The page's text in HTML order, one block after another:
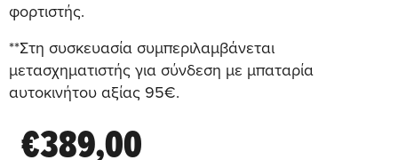
φορτιστής.
**Στη συσκευασία συμπεριλαμβάνεται
μετασχηματιστής για σύνδεση με μπαταρία
αυτοκινήτου αξίας 95€.
€389,00